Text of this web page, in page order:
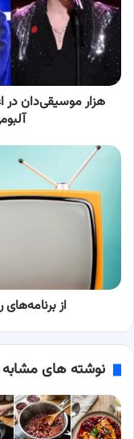
به
هوش
مصنوعی
سکوت
کردند؛
آلبومی
آینده
هزار موسیقی‌دان
از
برنامه‌های
باشید!
از برنامه‌های رمضان
نوشته های مشابه